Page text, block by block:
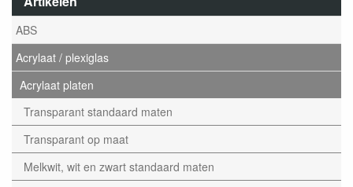
ABS
Acrylaat / plexiglas
Acrylaat platen
Transparant standaard maten
Transparant op maat
Melkwit, wit en zwart standaard maten